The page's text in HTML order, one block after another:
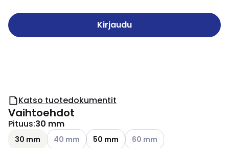
Kirjaudu
Katso tuotedokumentit
Vaihtoehdot
Pituus:30 mm
30 mm Katso käytettävissä olevat vaihtoehdot
40 mm 50 mm Katso käytettävissä olevat
60 mm